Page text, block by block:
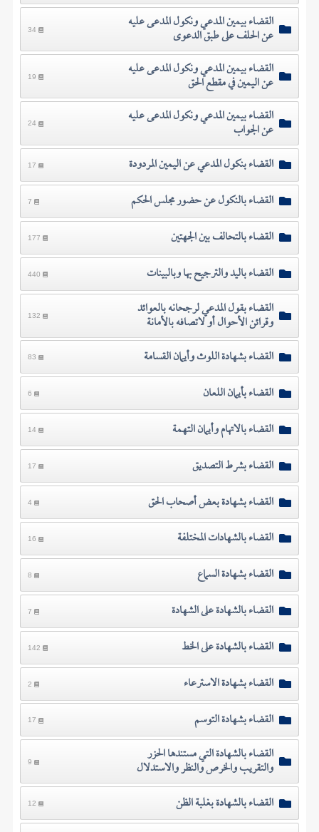
القضاء بيمين المدعي ونكول المدعى عليه
عن الحلف على طبق الدعوى 34
القضاء بيمين المدعي ونكول المدعى عليه
عن اليمين في مقطع الحق 19
القضاء بيمين المدعي ونكول المدعى عليه
عن الجواب 24
القضاء بنكول المدعي عن اليمين المردودة 17
القضاء بالنكول عن حضور مجلس الحكم 7
القضاء بالتحالف بين الجهتين 177
القضاء باليد والترجيح بها وبالبينات 440
القضاء بقول المدعي لرجحانه بالعوائد
وقرائن الأحوال أو لاتصافه بالأمانة 132
القضاء بشهادة اللوث وأيمان القسامة 83
القضاء بأيمان اللعان 6
القضاء بالاتهام وأيمان التهمة 14
القضاء بشرط التصديق 17
القضاء بشهادة بعض أصحاب الحق 4
القضاء بالشهادات المختلفة 16
القضاء بشهادة السماع 8
القضاء بالشهادة على الشهادة 7
القضاء بالشهادة على الخط 142
القضاء بشهادة الاسترعاء 2
القضاء بشهادة التوسم 17
القضاء بالشهادة التي مستندها الحزر
والتقريب والخرص والنظر والاستدلال 9
القضاء بالشهادة بغلبة الظن 12